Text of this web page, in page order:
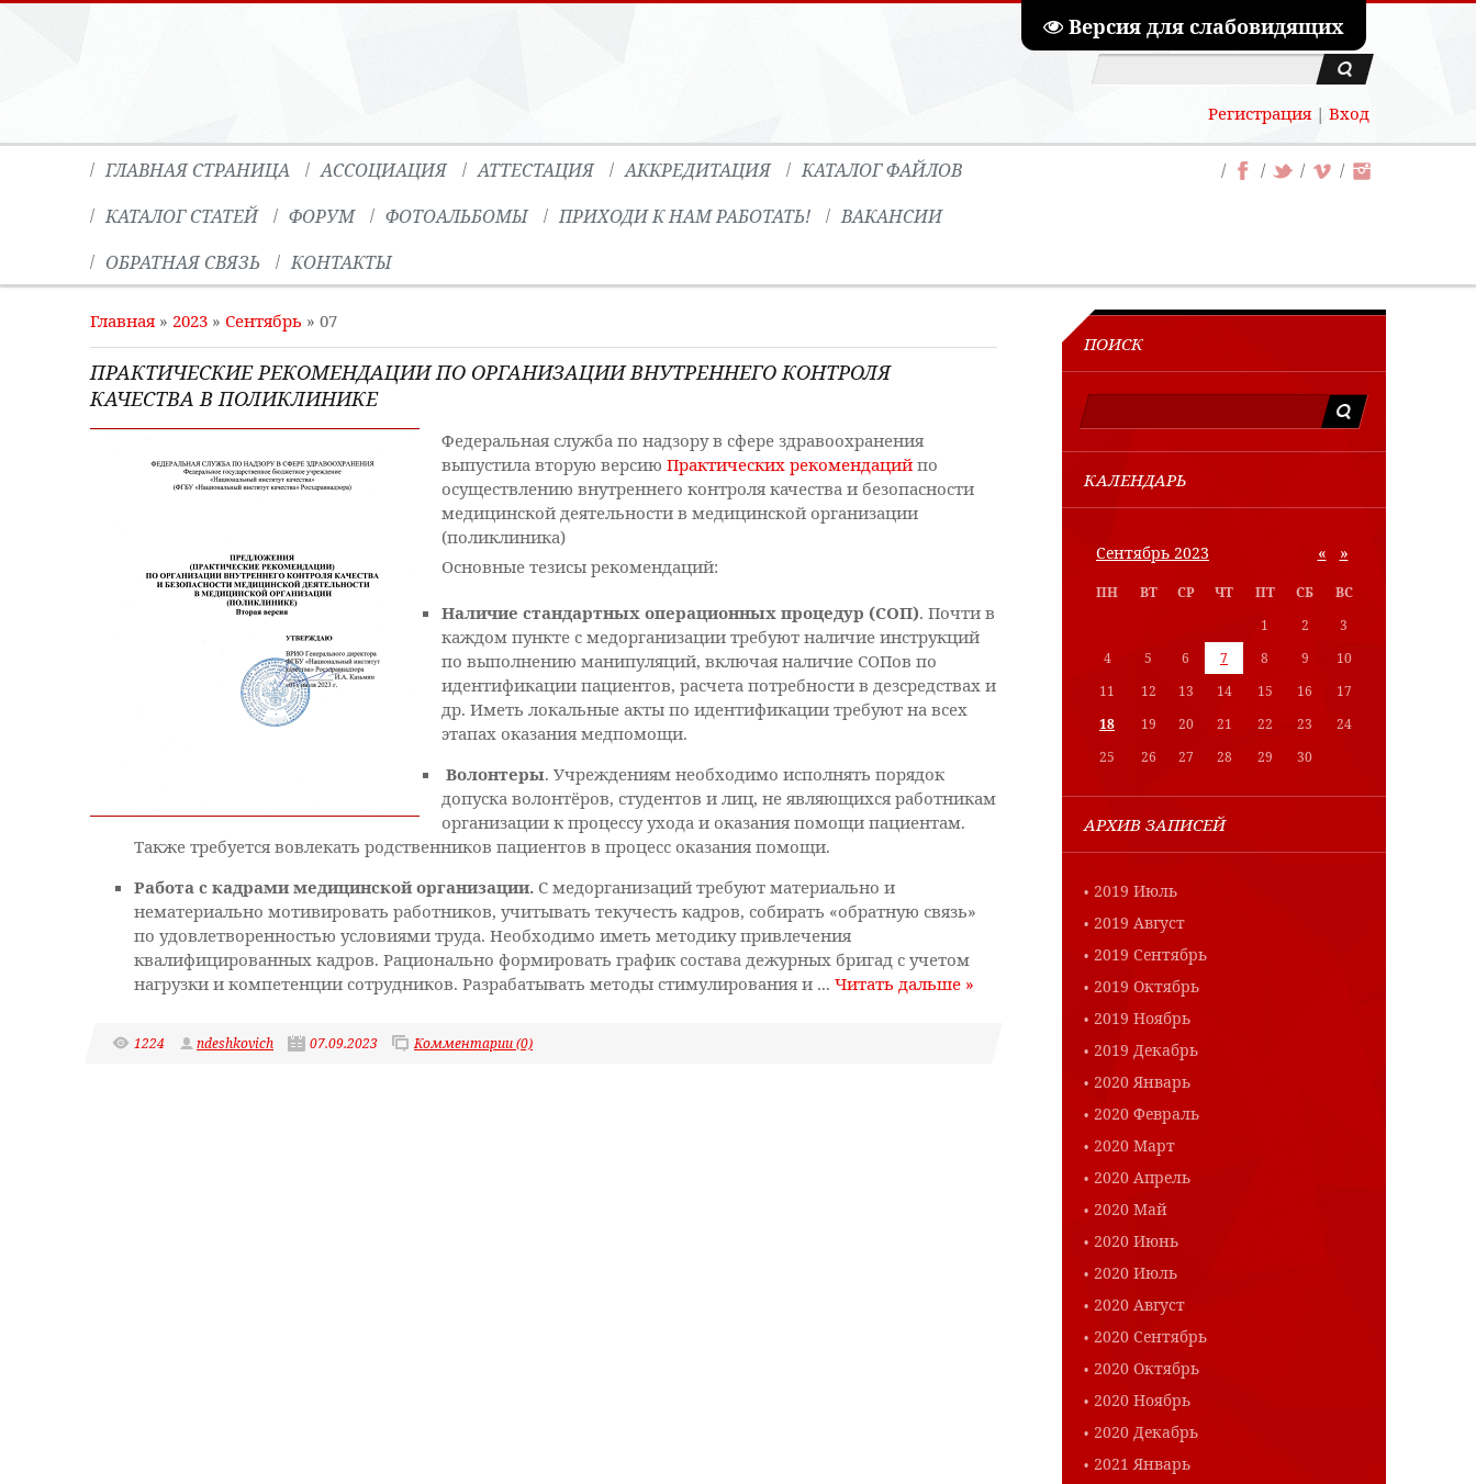
Версия для слабовидящих
Регистрация| Вход
ГЛАВНАЯ СТРАНИЦА АССОЦИАЦИЯ АТТЕСТАЦИЯ АККРЕДИТАЦИЯ
КАТАЛОГ ФАЙЛОВ
КАТАЛОГ СТАТЕЙ
ФОРУМ ФОТОАЛЬБОМЫ ПРИХОДИ К НАМ РАБОТАТЬ!
ВАКАНСИИ
ОБРАТНАЯ СВЯЗЬ
КОНТАКТЫ
Главная» 2023 » Сентябрь » 07
ПРАКТИЧЕСКИЕ РЕКОМЕНДАЦИИ ПО ОРГАНИЗАЦИИ ВНУТРЕННЕГО КОНТРОЛЯ
КАЧЕСТВА В ПОЛИКЛИНИКЕ
Федеральная служба по надзору в сфере здравоохранения
выпустила вторую версию Практических рекомендаций по
осуществлению внутреннего контроля качества и безопасности
медицинской деятельности в медицинской организации
(поликлиника)
Основные тезисы рекомендаций:
Наличие стандартных операционных процедур (СОП). Почти в
каждом пункте с медорганизации требуют наличие инструкций
по выполнению манипуляций, включая наличие СОПов по
идентификации пациентов, расчета потребности в дезсредствах и
др. Иметь локальные акты по идентификации требуют на всех
этапах оказания медпомощи.
Волонтеры. Учреждениям необходимо исполнять порядок
допуска волонтёров, студентов и лиц, не являющихся работникам
организации к процессу ухода и оказания помощи пациентам.
Также требуется вовлекать родственников пациентов в процесс оказания помощи.
Работа с кадрами медицинской организации. С медорганизаций требуют материально и
нематериально мотивировать работников, учитывать текучесть кадров, собирать «обратную связь»
по удовлетворенностью условиями труда. Необходимо иметь методику привлечения
квалифицированных кадров. Рационально формировать график состава дежурных бригад с учетом
нагрузки и компетенции сотрудников. Разрабатывать методы стимулирования и ... Читать дальше »
1224 ndeshkovich 07.09.2023 Комментарии (0)
ПОИСК
КАЛЕНДАРЬ
«
Сентябрь 2023 »
ПН ВТ СР ЧТ ПТ СБ
ВС
1
2
3
4
5 6 7 8 9
10
11
12 13 14 15 16
17
18
19 20 21 22 23
24
25
26 27 28 29 30
АРХИВ ЗАПИСЕЙ
2019 Июль
2019 Август
2019 Сентябрь
2019 Октябрь
2019 Ноябрь
2019 Декабрь
2020 Январь
2020 Февраль
2020 Март
2020 Апрель
2020 Май
2020 Июнь
2020 Июль
2020 Август
2020 Сентябрь
2020 Октябрь
2020 Ноябрь
2020 Декабрь
2021 Январь